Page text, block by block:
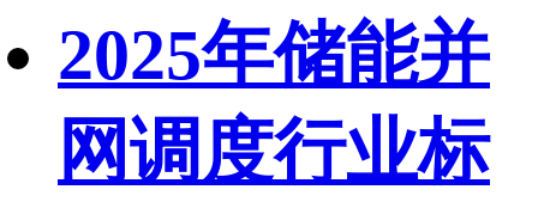
2025年储能并
网调度行业标